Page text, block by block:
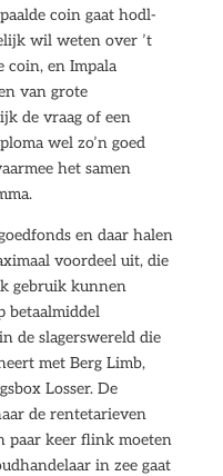
coin gaat hodl-
wil weten over ’t
coin, en Impala
van grote
de vraag of een
wel zo’n goed
het samen
en daar halen
voordeel uit, die
gebruik kunnen
betaalmiddel
de slagerswereld die
met Berg Limb,
Losser. De
de rentetarieven
paar keer flink moeten
in zee gaat